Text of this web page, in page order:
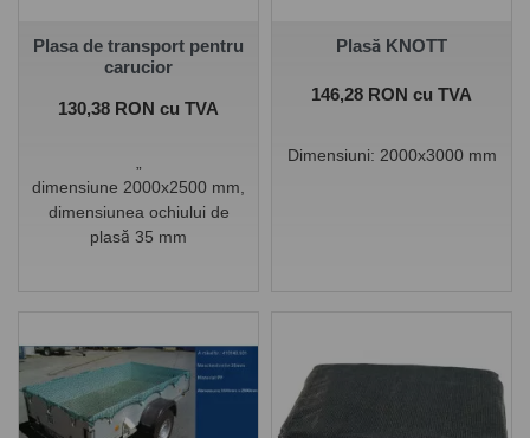
Plasa de transport pentru
carucior
Pret
130,38 RON cu TVA
dimensiune 2000x2500 mm,
dimensiunea ochiului de
plasă 35 mm
"
Plasă KNOTT
Pret
146,28 RON cu TVA
Dimensiuni: 2000x3000 mm